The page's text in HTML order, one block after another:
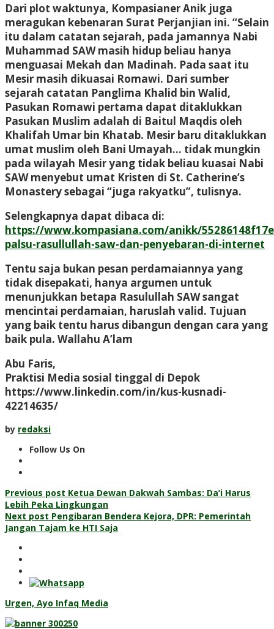
Dari plot waktunya, Kompasianer Anik juga
meragukan kebenaran Surat Perjanjian ini. “Selain
itu dalam catatan sejarah, pada jamannya Nabi
Muhammad SAW masih hidup beliau hanya
menguasai Mekah dan Madinah. Pada saat itu
Mesir masih dikuasai Romawi. Dari sumber
sejarah catatan Panglima Khalid bin Walid,
Pasukan Romawi pertama dapat ditaklukkan
Pasukan Muslim adalah di Baitul Maqdis oleh
Khalifah Umar bin Khatab. Mesir baru ditaklukkan
umat muslim oleh Bani Umayah… tidak mungkin
pada wilayah Mesir yang tidak beliau kuasai Nabi
SAW menyebut umat Kristen di St. Catherine’s
Monastery sebagai “juga rakyatku”, tulisnya.
Selengkapnya dapat dibaca di:
https://www.kompasiana.com/anikk/
palsu-rasullullah-saw-dan-penyebaran-di-internet
Tentu saja bukan pesan perdamaiannya yang
tidak disepakati, hanya argumen untuk
menunjukkan betapa Rasulullah SAW sangat
mencintai perdamaian, haruslah valid. Tujuan
yang baik tentu harus dibangun dengan cara yang
baik pula. Wallahu A’lam
Abu Faris,
Praktisi Media sosial tinggal di Depok
https://www.linkedin.com/in/kus-kusnadi-
42214635/
by redaksi
Follow Us On
Post
navigation
Previous post Ketua Dewan Dakwah Sambas: Da’i Harus
Lebih Peka Lingkungan
Next post Pengibaran Bendera Kejora, DPR: Pemerintah
Jangan Tajam ke HTI Saja
Urgen, Ayo Infaq Media